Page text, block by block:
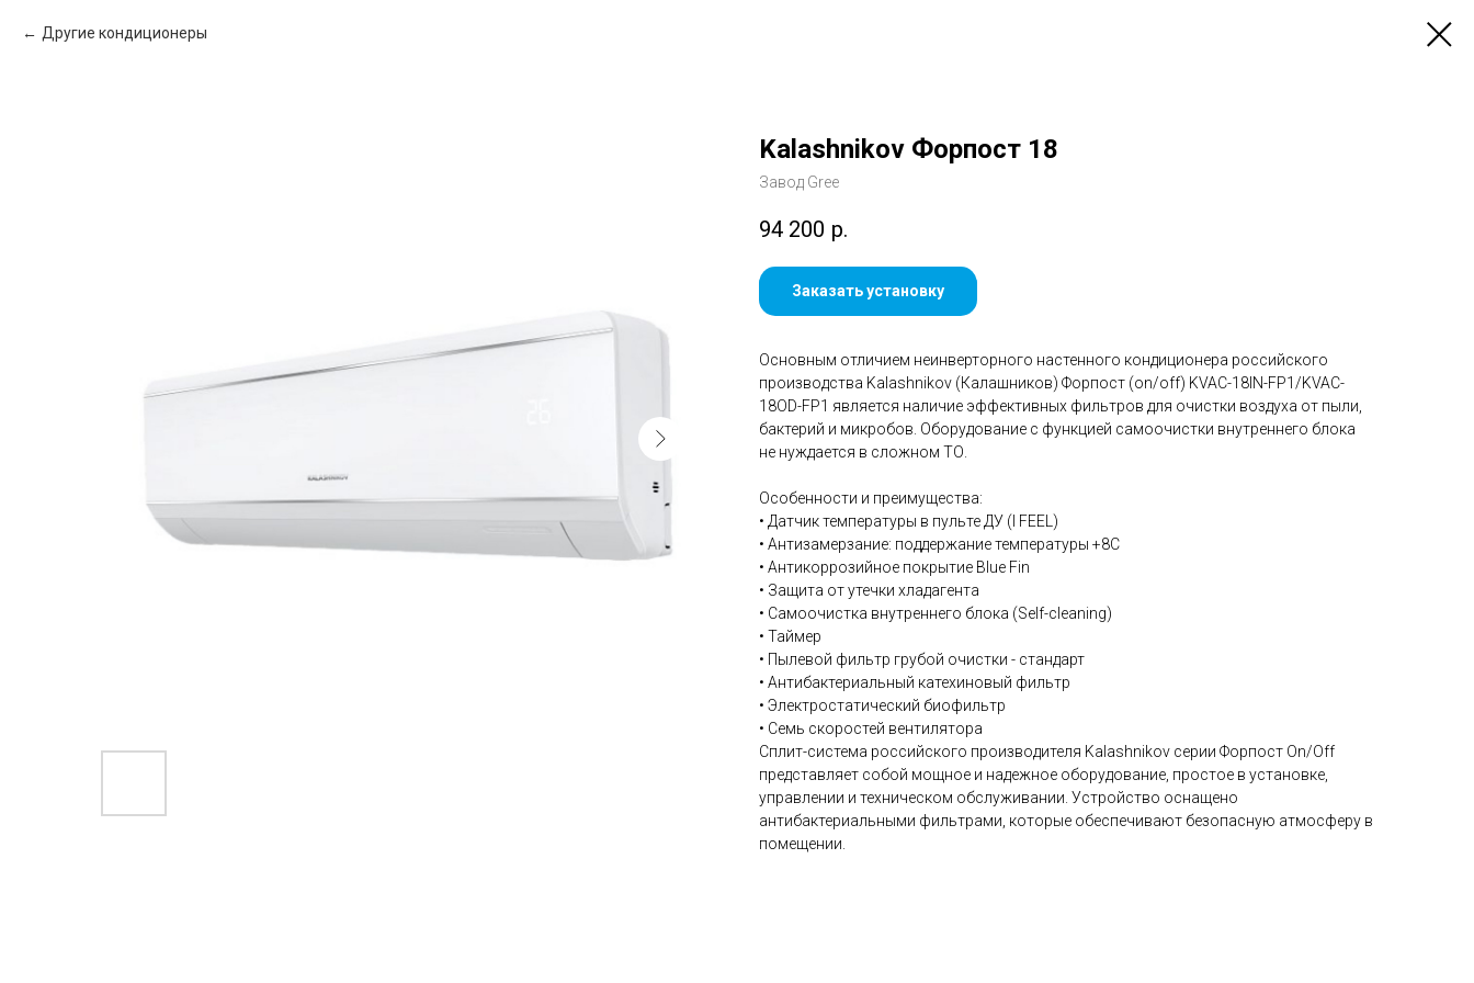
Другие кондиционеры
Kalashnikov Форпост 18
Завод Gree
94 200 р.
Заказать установку
Основным отличием неинверторного настенного кондиционера российского
производства Kalashnikov (Калашников) Форпост (on/off) KVAC-18IN-FP1/KVAC-
18OD-FP1 является наличие эффективных фильтров для очистки воздуха от пыли,
бактерий и микробов. Оборудование с функцией самоочистки внутреннего блока
не нуждается в сложном ТО.
Особенности и преимущества:
• Датчик температуры в пульте ДУ (I FEEL)
• Антизамерзание: поддержание температуры +8С
• Антикоррозийное покрытие Blue Fin
• Защита от утечки хладагента
• Самоочистка внутреннего блока (Self-cleaning)
• Таймер
• Пылевой фильтр грубой очистки - стандарт
• Антибактериальный катехиновый фильтр
• Электростатический биофильтр
• Семь скоростей вентилятора
Сплит-система российского производителя Kalashnikov серии Форпост On/Off
представляет собой мощное и надежное оборудование, простое в установке,
управлении и техническом обслуживании. Устройство оснащено
антибактериальными фильтрами, которые обеспечивают безопасную атмосферу в
помещении.